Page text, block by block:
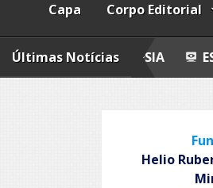
Capa Corpo Editorial
Últimas Notícias
POESIA ESFERAS,
Helio